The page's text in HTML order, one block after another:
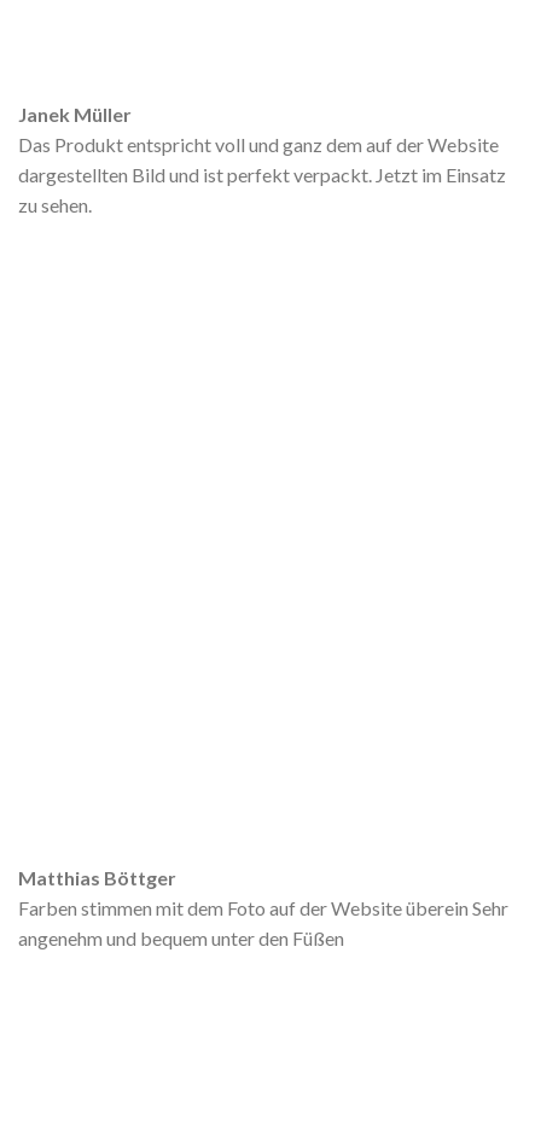
Janek Müller
Das Produkt entspricht voll und ganz dem auf der Website
dargestellten Bild und ist perfekt verpackt. Jetzt im Einsatz
zu sehen.
Matthias Böttger
Farben stimmen mit dem Foto auf der Website überein Sehr
angenehm und bequem unter den Füßen